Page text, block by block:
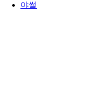
야썰